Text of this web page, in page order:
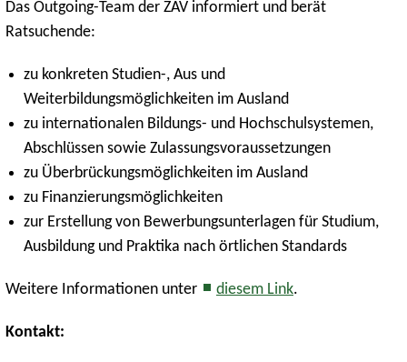
Das Outgoing-Team der ZAV informiert und berät
Ratsuchende:
zu konkreten Studien-, Aus und
Weiterbildungsmöglichkeiten im Ausland
zu internationalen Bildungs- und Hochschulsystemen,
Abschlüssen sowie Zulassungsvoraussetzungen
zu Überbrückungsmöglichkeiten im Ausland
zu Finanzierungsmöglichkeiten
zur Erstellung von Bewerbungsunterlagen für Studium,
Ausbildung und Praktika nach örtlichen Standards
Weitere Informationen unter diesem Link.
Kontakt: